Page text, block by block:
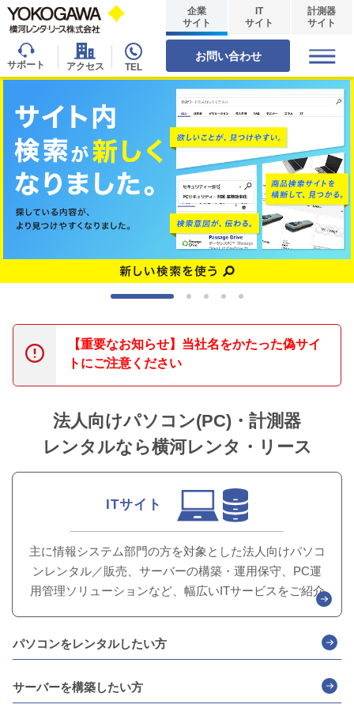
サポート アクセス TEL
企業
サイト
IT
サイト
計測器
サイト
お問い合わせ
【重要なお知らせ】当社名をかたった偽サイ
トにご注意ください
法人向けパソコン(PC)・計測器
レンタルなら横河レンタ・リース
ITサイト
主に情報システム部門の方を対象とした法人向けパソコ
ンレンタル／販売、サーバーの構築・ 運用保守、PC運
用管理ソリューションなど、 幅広いITサービスをご紹介
パソコンをレンタルしたい方
サーバーを構築したい方